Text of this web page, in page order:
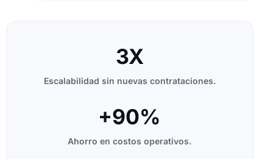
3X
Escalabilidad sin nuevas contrataciones.
+90%
Ahorro en costos operativos.